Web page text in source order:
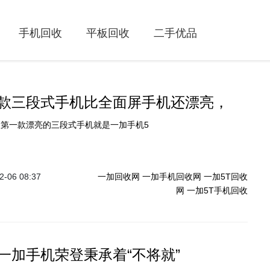
手机回收 平板回收 二手优品
三段式手机比全面屏手机还漂亮，
新闻】第一款漂亮的三段式手机就是一加手机5
06 08:37 一加回收网 一加手机回收网 一加5T回收
网 一加5T手机回收
加手机荣登秉承着“不将就”